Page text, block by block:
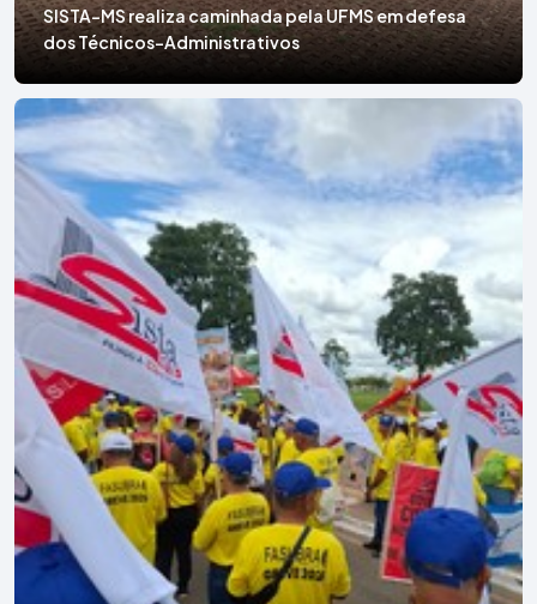
SISTA-MS realiza caminhada pela UFMS em defesa
dos Técnicos-Administrativos